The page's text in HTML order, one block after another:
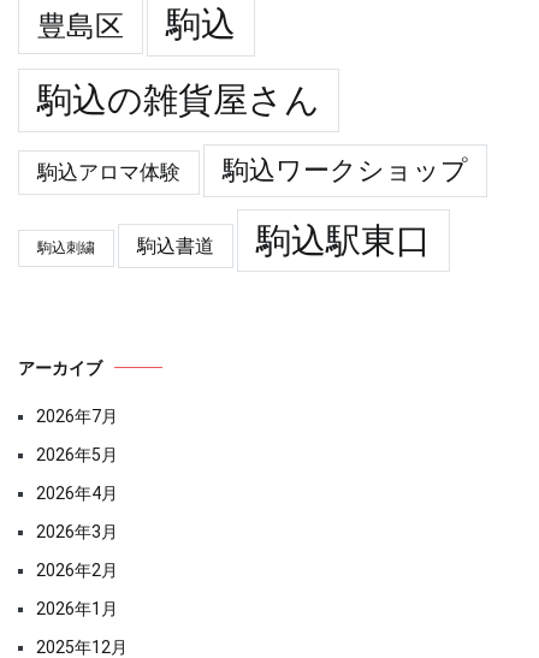
豊島区
駒込
駒込の雑貨屋さん
駒込アロマ体験 駒込ワークショップ
駒込刺繍 駒込書道 駒込駅東口
アーカイブ
2026年7月
2026年5月
2026年4月
2026年3月
2026年2月
2026年1月
2025年12月